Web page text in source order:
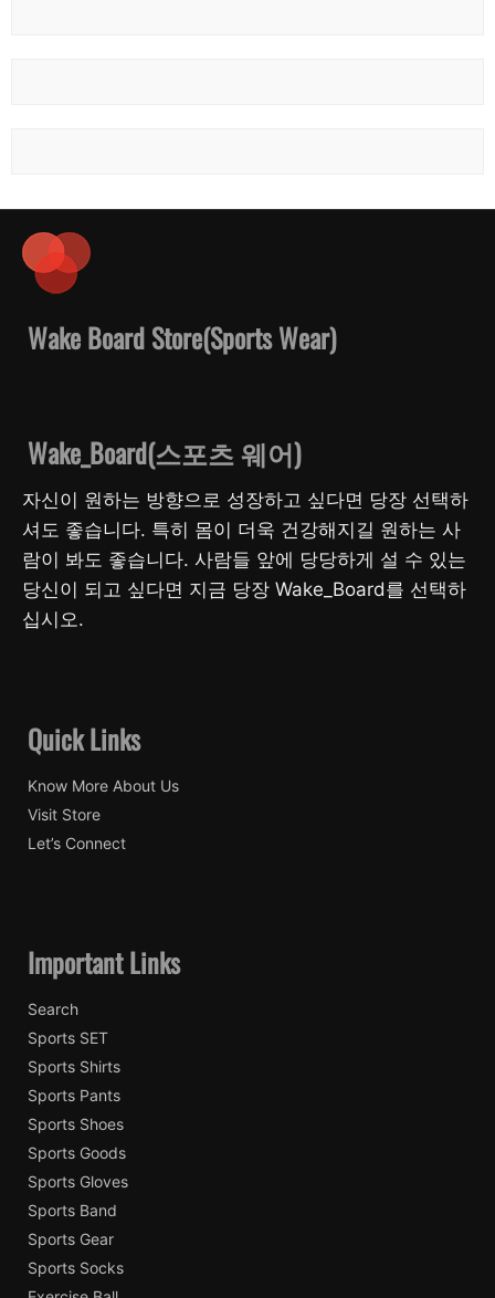
Wake Board Store(Sports Wear)
Wake_Board(스포츠 웨어)
자신이 원하는 방향으로 성장하고 싶다면 당장 선택하
셔도 좋습니다. 특히 몸이 더욱 건강해지길 원하는 사
람이 봐도 좋습니다. 사람들 앞에 당당하게 설 수 있는
당신이 되고 싶다면 지금 당장 Wake_Board를 선택하
십시오.
Quick Links
Know More About Us
Visit Store
Let’s Connect
Important Links
Search
Sports SET
Sports Shirts
Sports Pants
Sports Shoes
Sports Goods
Sports Gloves
Sports Band
Sports Gear
Sports Socks